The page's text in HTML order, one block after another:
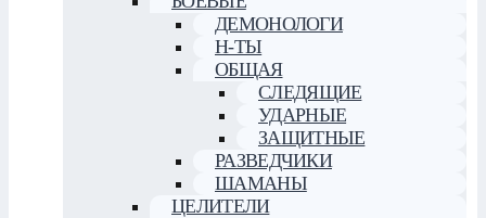
ДЕМОНОЛОГИ
Н-ТЫ
ОБЩАЯ
СЛЕДЯЩИЕ
УДАРНЫЕ
ЗАЩИТНЫЕ
РАЗВЕДЧИКИ
ШАМАНЫ
ЦЕЛИТЕЛИ